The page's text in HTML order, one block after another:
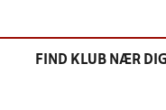
FIND KLUB NÆR